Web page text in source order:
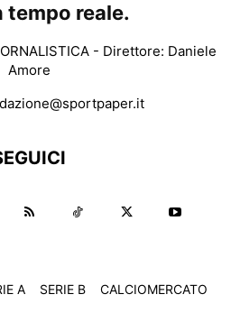
tempo reale.
- Direttore: Daniele
Amore
A SERIE B CALCIOMERCATO